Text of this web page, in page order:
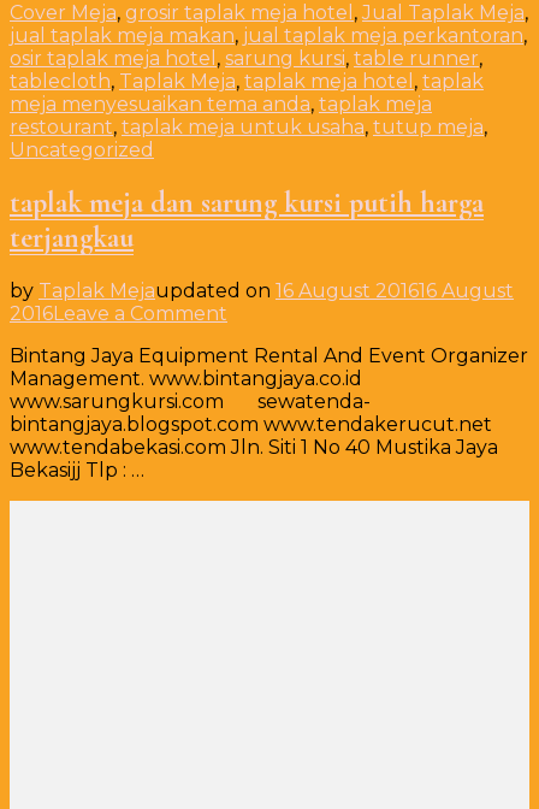
Cover Meja, grosir taplak meja hotel ,Jual Taplak Meja,
jual taplak meja makan, jual taplak meja perkantoran,
osir taplak meja hotel , sarung kursi, table runner,
tablecloth, Taplak Meja, taplak meja hotel , taplak
meja menyesuaikan tema anda, taplak meja
restourant, taplak meja untuk usaha, tutup meja,
Uncategorized
taplak meja dan sarung kursi putih harga
terjangkau
by Taplak Mejaupdated on 16 August 201616 August
2016Leave a Comment
meja
dan
sarung
kursi
putih
terjangkau
Bintang Jaya Equipment Rental And Event Organizer
Management. www.bintangjaya.co.id
www.sarungkursi.com sewatenda-
bintangjaya.blogspot.com www.tendakerucut.net
www.tendabekasi.com Jln. Siti 1 No 40 Mustika Jaya
Bekasijj Tlp : …